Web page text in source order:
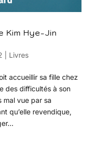
Kim Hye-Jin
Livres
accueillir sa fille chez
des difficultés à son
mal vue par sa
qu’elle revendique,